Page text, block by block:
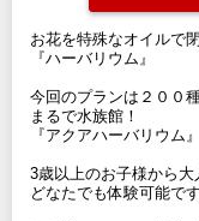
お花を特殊なオイルで
『ハーバリウム』
今回のプランは２００
まるで水族館！
『アクアハーバリウム
3歳以上のお子様から大
どなたでも体験可能です